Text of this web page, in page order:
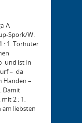
A-
Spork/W.
: 1. Torhüter
und ist in
– da
Händen –
Damit
2 : 1.
am liebsten